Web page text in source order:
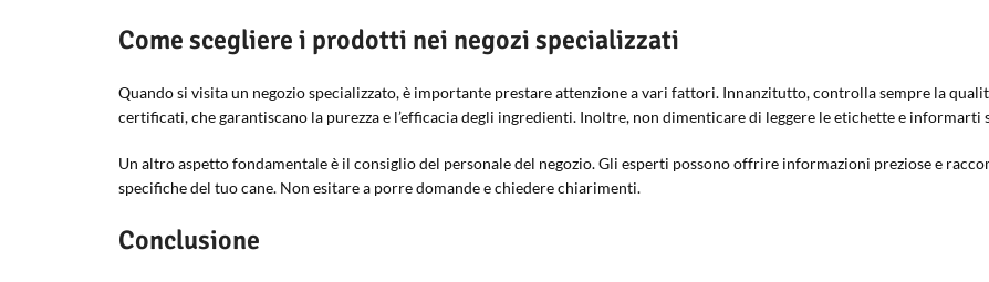
Come scegliere i prodotti nei negozi specializzati
Quando si visita un negozio specializzato, è importante prestare attenzione a vari fattori. Innanzitutto, controlla sempre la
certificati, che garantiscano la purezza e l’efficacia degli ingredienti. Inoltre, non dimenticare di leggere le etichette e informarti
Un altro aspetto fondamentale è il consiglio del personale del negozio. Gli esperti possono offrire informazioni preziose e
specifiche del tuo cane. Non esitare a porre domande e chiedere chiarimenti.
Conclusione